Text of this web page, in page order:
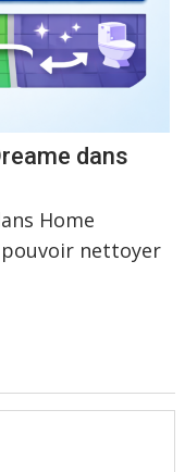
dans
Home
pouvoir nettoyer